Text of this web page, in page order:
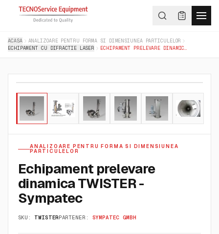
ACASA
ANALIZOARE PENTRU FORMA SI DIMENSIUNEA PARTICULELOR
ECHIPAMENT CU DIFRACTIE LASER
01 / 06
ANALIZOARE PENTRU FORMA SI DIMENSIUNEA
PARTICULELOR
Echipament prelevare
dinamica TWISTER -
Sympatec
SKU: TWISTERPARTENER: SYMPATEC GMBH